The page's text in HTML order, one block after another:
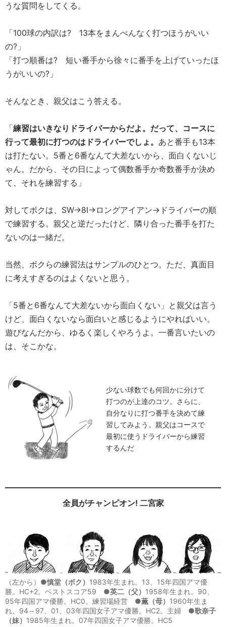
うな質問をしてくる。
「100球の内訳は? 13本をまんべんなく打つほうがいい
の?」
「打つ順番は? 短い番手から徐々に番手を上げていったほ
うがいいの?」
そんなとき、親父はこう答える。
「練習はいきなりドライバーからだよ。だって、コースに
行って最初に打つのはドライバーでしょ。 あと番手も13本
は打たない。5番と6番なんて大差ないから、面白くないじ
ゃん。だから、その日によって偶数番手か奇数番手か決め
て、それを練習する」
対してボクは、SW→8I→ロングアイアン→ドライバーの順
で練習する。親父と逆だったけど、隣り合った番手を打た
ないのは一緒だ。
当然、ボクらの練習法はサンプルのひとつ。ただ、真面目
に考えすぎるのはよくないと思う。
「5番と6番なんて大差ないから面白くない」と親父は言う
けど、面白くないなら面白いと感じるようにやればいい。
遊びなんだから、ゆるく楽しくやろうよ。一番言いたいの
は、そこかな。
少ない球数でも何回かに分けて
打つのが上達のコツ。さらに、
自分なりに打つ番手を決めて練
習してみよう。親父はコースで
最初に使うドライバーから練習
するんだ
全員がチャンピオン! 二宮家
（左から）●慎堂（ボク） 1983年生まれ。13、15年四国アマ優
勝。HC+2。ベストスコア59 ●英二（父） 1958年生まれ。90、
95年四国アマ優勝。HC0。練習場経営 ●薫（母） 1960年生ま
れ。94～97、01、03年四国女子アマ優勝。HC2。主婦 ●歌奈子
（妹） 1985年生まれ。07年四国女子アマ優勝。HC5